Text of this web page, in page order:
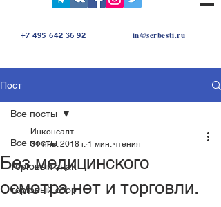
+7 495 642 36 92 in@serbesti.ru
Пост
Все посты
торговый знак
торговый сбор
Все посты
Без медицинского
осмотра нет и торговли.
Инконсалт
31 янв. 2018 г. 1 мин. чтения